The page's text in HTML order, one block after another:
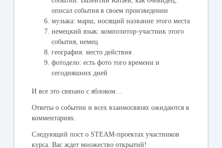
описал события в своем произведении
музыка: марш, носящий название этого места
немецкий язык: композитор-участник этого
события, немец
география: место действия
фотодело: есть фото того времени и
сегодняшних дней
И все это связано с яблоком…
Ответы о событии и всех взаимосвязях ожидаются в
комментариях.
Следующий пост о STEAM-проектах участников
курса. Вас ждет множество открытий!